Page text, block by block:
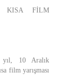
KISA FİLM
yıl, 10 Aralık
film yarışması